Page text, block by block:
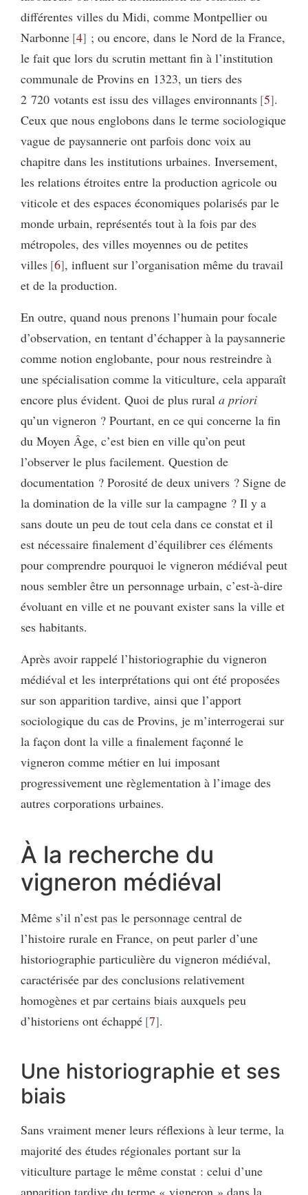
différentes villes du Midi, comme Montpellier ou
Narbonne 4 ; ou encore, dans le Nord de la France,
le fait que lors du scrutin mettant fin à l’institution
communale de Provins en 1323, un tiers des
2 720 votants est issu des villages environnants 5 .
Ceux que nous englobons dans le terme sociologique
vague de paysannerie ont parfois donc voix au
chapitre dans les institutions urbaines. Inversement,
les relations étroites entre la production agricole ou
viticole et des espaces économiques polarisés par le
monde urbain, représentés tout à la fois par des
métropoles, des villes moyennes ou de petites
villes 6 , influent sur l’organisation même du travail
et de la production.
En outre, quand nous prenons l’humain pour focale
d’observation, en tentant d’échapper à la paysannerie
comme notion englobante, pour nous restreindre à
une spécialisation comme la viticulture, cela apparaît
encore plus évident. Quoi de plus rural a priori
qu’un vigneron ? Pourtant, en ce qui concerne la fin
du Moyen Âge, c’est bien en ville qu’on peut
l’observer le plus facilement. Question de
documentation ? Porosité de deux univers ? Signe de
la domination de la ville sur la campagne ? Il y a
sans doute un peu de tout cela dans ce constat et il
est nécessaire finalement d’équilibrer ces éléments
pour comprendre pourquoi le vigneron médiéval peut
nous sembler être un personnage urbain, c’est-à-dire
évoluant en ville et ne pouvant exister sans la ville et
ses habitants.
Après avoir rappelé l’historiographie du vigneron
médiéval et les interprétations qui ont été proposées
sur son apparition tardive, ainsi que l’apport
sociologique du cas de Provins, je m’interrogerai sur
la façon dont la ville a finalement façonné le
vigneron comme métier en lui imposant
progressivement une règlementation à l’image des
autres corporations urbaines.
À la recherche du
vigneron médiéval
Même s’il n’est pas le personnage central de
l’histoire rurale en France, on peut parler d’une
historiographie particulière du vigneron médiéval,
caractérisée par des conclusions relativement
homogènes et par certains biais auxquels peu
d’historiens ont échappé 7 .
Une historiographie et ses
biais
Sans vraiment mener leurs réflexions à leur terme, la
majorité des études régionales portant sur la
viticulture partage le même constat : celui d’une
apparition tardive du terme « vigneron » dans la